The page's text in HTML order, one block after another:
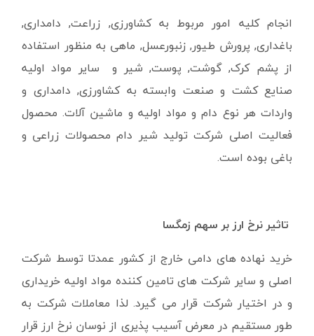
انجام کلیه امور مربوط به کشاورزی, زراعت, دامداری,
باغداری, پرورش طیور, زنبورعسل, ماهی به منظور استفاده
از پشم کرک, گوشت, پوست, شیر و سایر مواد اولیه
صنایع کشت و صنعت وابسته به کشاورزی, دامداری و
واردات هر نوع دام و مواد اولیه و ماشین آلات. محصول
فعالیت اصلی شرکت تولید شیر دام محصولات زراعی و
باغی بوده است.
تاثیر نرخ ارز بر سهم زمگسا
خرید نهاده های دامی خارج از کشور عمدتا توسط شرکت
اصلی و سایر شرکت های تامین کننده مواد اولیه خریداری
و در اختیار شرکت قرار می گیرد. لذا معاملات شرکت به
طور مستقیم در معرض آسیب پذیری از نوسان نرخ ارز قرار